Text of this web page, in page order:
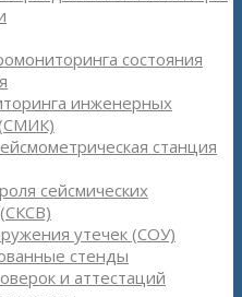
состояния
инженерных
станция
сейсмических
утечек (СОУ)
стенды
и аттестаций